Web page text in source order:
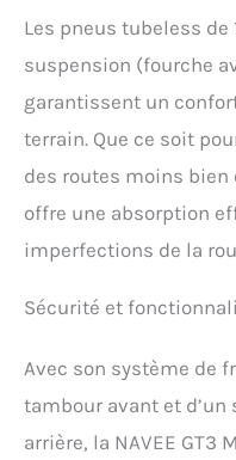
circulation dense.
Plateforme
tubeless 10
antidérapante de
exceptionnelle et
des surfaces
résistant à l'eau, il
stables en toutes
électrique idéal
(jusqu'à 150 kg).
pliage en une
transforme
compact de 1192 x
coffres
Les pneus tubeless de
suspension (fourche
garantissent un
terrain. Que ce soit
des routes moins
offre une absorption
imperfections de la
Sécurité et
Avec son système de
tambour avant et d’un
arrière, la NAVEE GT3